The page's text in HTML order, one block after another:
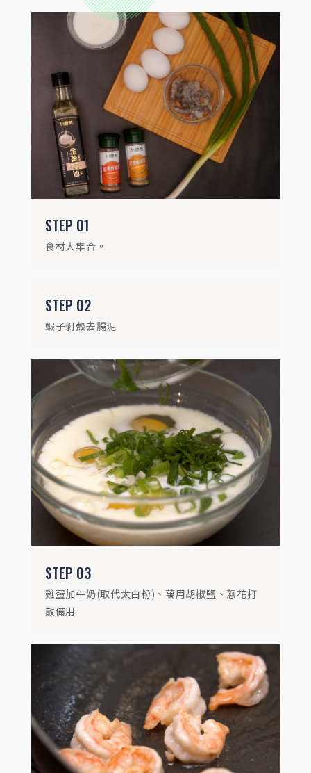
STEP 01
食材大集合。
STEP 02
蝦子剝殼去腸泥
STEP 03
雞蛋加牛奶(取代太白粉)、萬用胡椒鹽、蔥花打
散備用
STEP03
雞蛋加牛奶(取代太白粉)、萬用胡椒鹽、蔥
STEP 04
鍋中倒入少許金黃蒜油，放入蝦子煎至變色
取出
STEP05
鍋中倒入金黃蒜油，開小火倒入蛋液與蝦
子，用鏟子將蛋汁往中間慢慢推，炒至蛋汁
稍微凝固